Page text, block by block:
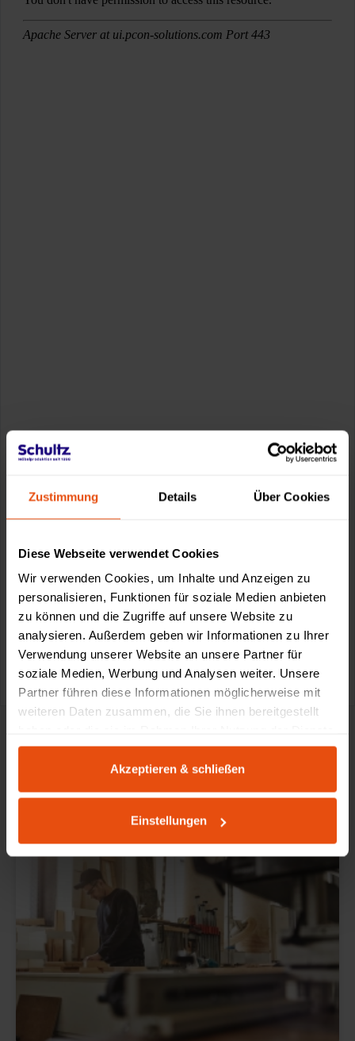
Zustimmung Details Über Cookies
Diese Webseite verwendet Cookies
Wir verwenden Cookies, um Inhalte und Anzeigen zu
personalisieren, Funktionen für soziale Medien anbieten
zu können und die Zugriffe auf unsere Website zu
analysieren. Außerdem geben wir Informationen zu Ihrer
Verwendung unserer Website an unsere Partner für
soziale Medien, Werbung und Analysen weiter. Unsere
Partner führen diese Informationen möglicherweise mit
weiteren Daten zusammen, die Sie ihnen bereitgestellt
gesammelt haben.
Akzeptieren & schließen
Einstellungen
0611-18 55 180 service@schultz.de
Made by Schultz